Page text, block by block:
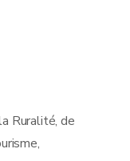
Ruralité, de